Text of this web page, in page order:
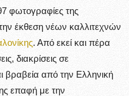
φωτογραφίες της
έκθεση νέων καλλιτεχνών
. Από εκεί και πέρα
διακρίσεις σε
βραβεία από την Ελληνική
επαφή με την